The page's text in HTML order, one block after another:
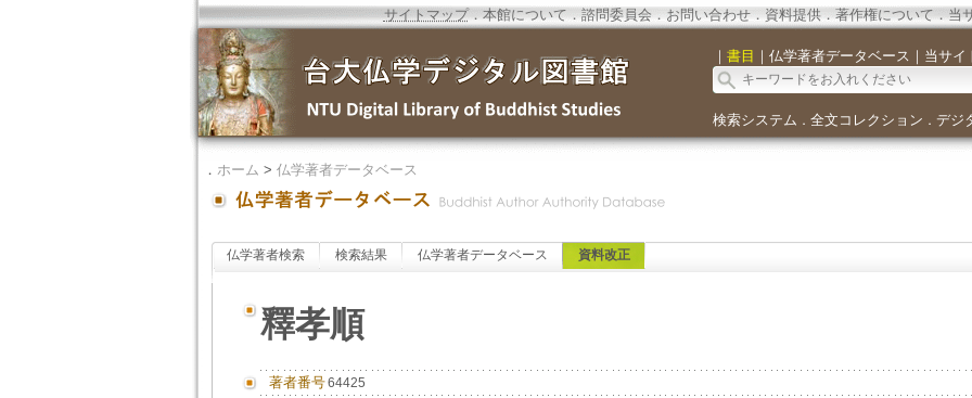
サイトマップ．本館について．諮問委員会． お問い合わせ． 資料提供．著作権について．当
｜ 書目 ｜ 仏学著者データベース ｜ 当サイ
検索システム ． 全文コレクション ． デジ
． ホーム > 仏学著者データベース
仏学著者検索 検索結果 仏学著者データベース 資料改正
釋孝順
著者番号64425